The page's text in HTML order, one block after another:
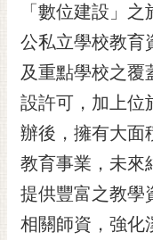
子
報
市
民
信
箱
English
日
「數位建設」
公私立學校教育
及重點學校之覆
設許可，加上位
辦後，擁有大面
教育事業，未來
提供豐富之教學
相關師資，強化